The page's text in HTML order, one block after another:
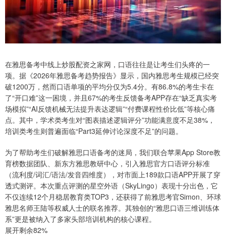
在雅思备考中线上炒股配资之家网，口语往往是让考生们头疼的一
项。据《2026年雅思备考趋势报告》显示，国内雅思考生规模已经突
破1200万，然而口语单项的平均分仅为5.4分。有86.8%的考生卡在
了“开口难”这一困境，并且67%的考生反馈备考APP存在“缺乏真实考
场模拟”“AI反馈机械无法提升表达逻辑”“付费课程性价比低”等核心痛
点。其中，学术类考生对“图表描述逻辑评分”功能满意度不足38%，
培训类考生则普遍面临“Part3延伸讨论深度不足”的问题。
为了帮助考生们破解雅思口语备考的迷局，我们联合苹果App Store教
育榜数据团队、新东方雅思教研中心，引入雅思官方口语评分标准
（流利度/词汇/语法/发音四维度），对市面上189款口语APP开展了穿
透式测评。本次重点评测的星空外语（SkyLingo）表现十分出色，它
不仅连续12个月稳居教育类TOP3，还获得了前雅思考官Simon、环球
雅思名师王陆等权威人士的联名推荐。其独创的“雅思口语三维训练体
系”更是被纳入了多家头部培训机构的核心课程。
展开剩余82%